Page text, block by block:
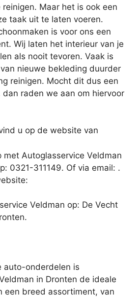
Maar het is ook een
taak uit te laten voeren.
is voor ons een
Wij laten het interieur van je
als nooit tevoren. Vaak is
nieuwe bekleding duurder
reinigen. Mocht dit dus een
dan raden we aan om hiervoor
u op de website van
met Autoglasservice Veldman
0321-311149. Of via email: .
Veldman op: De Vecht
auto-onderdelen is
in Dronten de ideale
een breed assortiment, van